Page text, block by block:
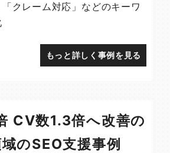
「クレーム対応」などのキーワ
もっと詳しく事例を見る
CV数1.3倍へ改善の
のSEO支援事例